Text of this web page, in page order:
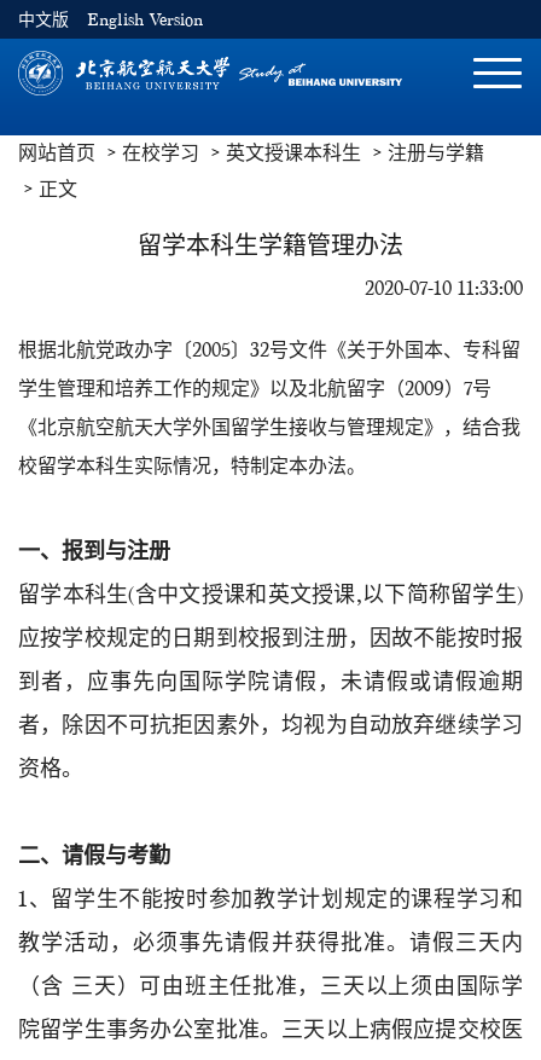
中文版 English Version
切
网站首页 在校学习 英文授课本科生
注册与学籍
正文
留学本科生学籍管理办法
2020-07-10 11:33:00
根据北航党政办字〔2005〕32号文件《关于外国本、专科留
学生管理和培养工作的规定》以及北航留字（2009）7号
《北京航空航天大学外国留学生接收与管理规定》，结合我
校留学本科生实际情况，特制定本办法。
一、报到与注册
留学本科生(含中文授课和英文授课,以下简称留学生)
应按学校规定的日期到校报到注册，因故不能按时报
到者，应事先向国际学院请假，未请假或请假逾期
者，除因不可抗拒因素外，均视为自动放弃继续学习
资格。
二、请假与考勤
1、留学生不能按时参加教学计划规定的课程学习和
教学活动，必须事先请假并获得批准。请假三天内
（含 三天）可由班主任批准，三天以上须由国际学
院留学生事务办公室批准。三天以上病假应提交校医